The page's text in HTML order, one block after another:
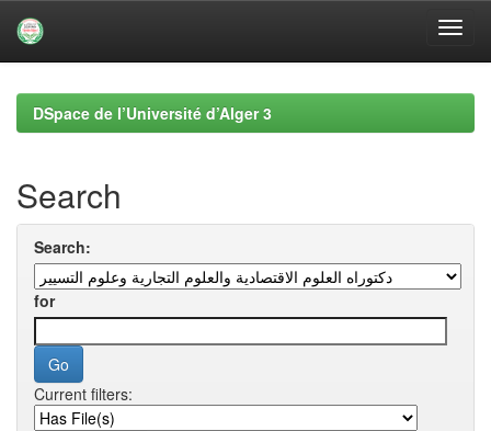
navigationDSpace de l’Université d’Alger 3
Search
Search:
for
Current filters: